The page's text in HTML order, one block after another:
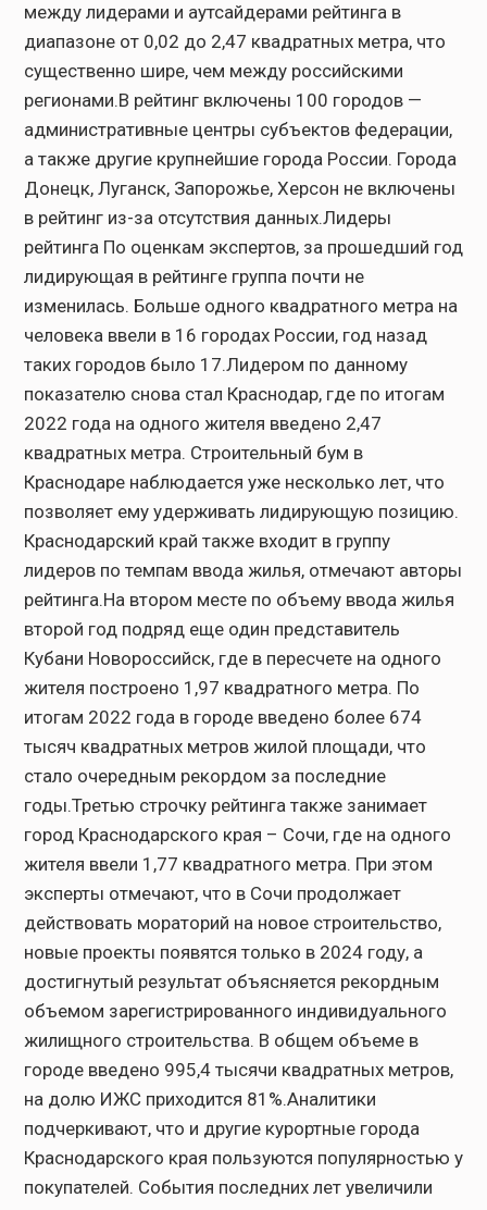
между лидерами и аутсайдерами рейтинга в
диапазоне от 0,02 до 2,47 квадратных метра, что
существенно шире, чем между российскими
регионами.В рейтинг включены 100 городов —
административные центры субъектов федерации,
а также другие крупнейшие города России. Города
Донецк, Луганск, Запорожье, Херсон не включены
в рейтинг из-за отсутствия данных.Лидеры
рейтинга По оценкам экспертов, за прошедший год
лидирующая в рейтинге группа почти не
изменилась. Больше одного квадратного метра на
человека ввели в 16 городах России, год назад
таких городов было 17.Лидером по данному
показателю снова стал Краснодар, где по итогам
2022 года на одного жителя введено 2,47
квадратных метра. Строительный бум в
Краснодаре наблюдается уже несколько лет, что
позволяет ему удерживать лидирующую позицию.
Краснодарский край также входит в группу
лидеров по темпам ввода жилья, отмечают авторы
рейтинга.На втором месте по объему ввода жилья
второй год подряд еще один представитель
Кубани Новороссийск, где в пересчете на одного
жителя построено 1,97 квадратного метра. По
итогам 2022 года в городе введено более 674
тысяч квадратных метров жилой площади, что
стало очередным рекордом за последние
годы.Третью строчку рейтинга также занимает
город Краснодарского края – Сочи, где на одного
жителя ввели 1,77 квадратного метра. При этом
эксперты отмечают, что в Сочи продолжает
действовать мораторий на новое строительство,
новые проекты появятся только в 2024 году, а
достигнутый результат объясняется рекордным
объемом зарегистрированного индивидуального
жилищного строительства. В общем объеме в
городе введено 995,4 тысячи квадратных метров,
на долю ИЖС приходится 81%.Аналитики
подчеркивают, что и другие курортные города
Краснодарского края пользуются популярностью у
покупателей. События последних лет увеличили